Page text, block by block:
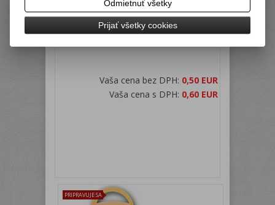
Vaša cena bez DPH: 0,50 EUR
Vaša cena s DPH: 0,60 EUR
PRIPRAVUJE SA
Odmietnuť všetky
Prijať všetky cookies